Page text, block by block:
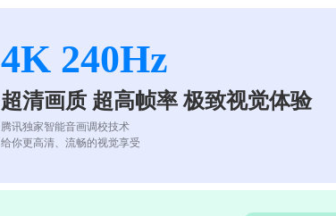
4K 240Hz
超清画质 超高帧率 极致视觉体验
腾讯独家智能音画调校技术
给你更高清、流畅的视觉享受